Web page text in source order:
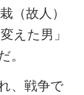
（故人）
えた男」
。
、戦争で